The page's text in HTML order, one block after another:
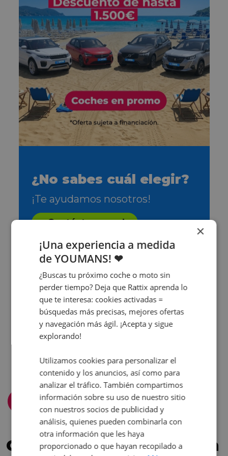
¿No sabes cuál elegir?
¡Te ayudamos nosotros!
¡Contáctanos ya!
Filtra y ordena
Confía en los que nos han
×
¡Una experiencia a medida
de YOUMANS! ❤
¿Buscas tu próximo coche o moto sin
perder tiempo? Deja que Rattix aprenda lo
que te interesa: cookies activadas =
búsquedas más precisas, mejores ofertas
y navegación más ágil. ¡Acepta y sigue
explorando!
Utilizamos cookies para personalizar el
contenido y los anuncios, así como para
analizar el tráfico. También compartimos
información sobre su uso de nuestro sitio
con nuestros socios de publicidad y
análisis, quienes pueden combinarla con
otra información que les haya
proporcionado o que hayan recopilado a